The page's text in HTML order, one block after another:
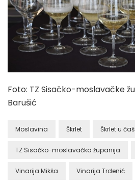
Foto: TZ Sisačko-moslavačke
Barušić
Moslavina Škrlet Škrlet u čaši
TZ Sisačko-moslavačka županija
Vinarija Mikša Vinarija Trdenić